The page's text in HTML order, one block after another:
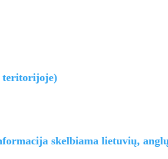
teritorijoje)
skelbiama lietuvių,